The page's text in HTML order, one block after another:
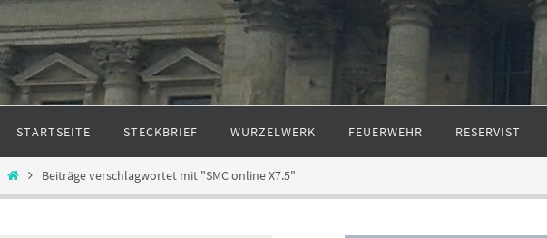
Inhalt
springen
STARTSEITE STECKBRIEF WURZELWERK FEUERWEHR RESERVIST
StartBeiträge verschlagwortet mit "SMC online X7.5"